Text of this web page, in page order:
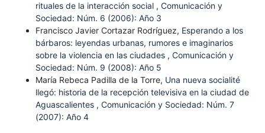
rituales de la interacción social , Comunicación y
Sociedad: Núm. 6 (2006): Año 3
Francisco Javier Cortazar Rodríguez, Esperando a los
bárbaros: leyendas urbanas, rumores e imaginarios
sobre la violencia en las ciudades , Comunicación y
Sociedad: Núm. 9 (2008): Año 5
María Rebeca Padilla de la Torre, Una nueva socialité
llegó: historia de la recepción televisiva en la ciudad de
Aguascalientes , Comunicación y Sociedad: Núm. 7
(2007): Año 4